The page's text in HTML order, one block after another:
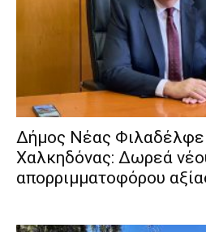
Δήμος Νέας
Χαλκηδόνας: Δωρεά
απορριμματοφόρου